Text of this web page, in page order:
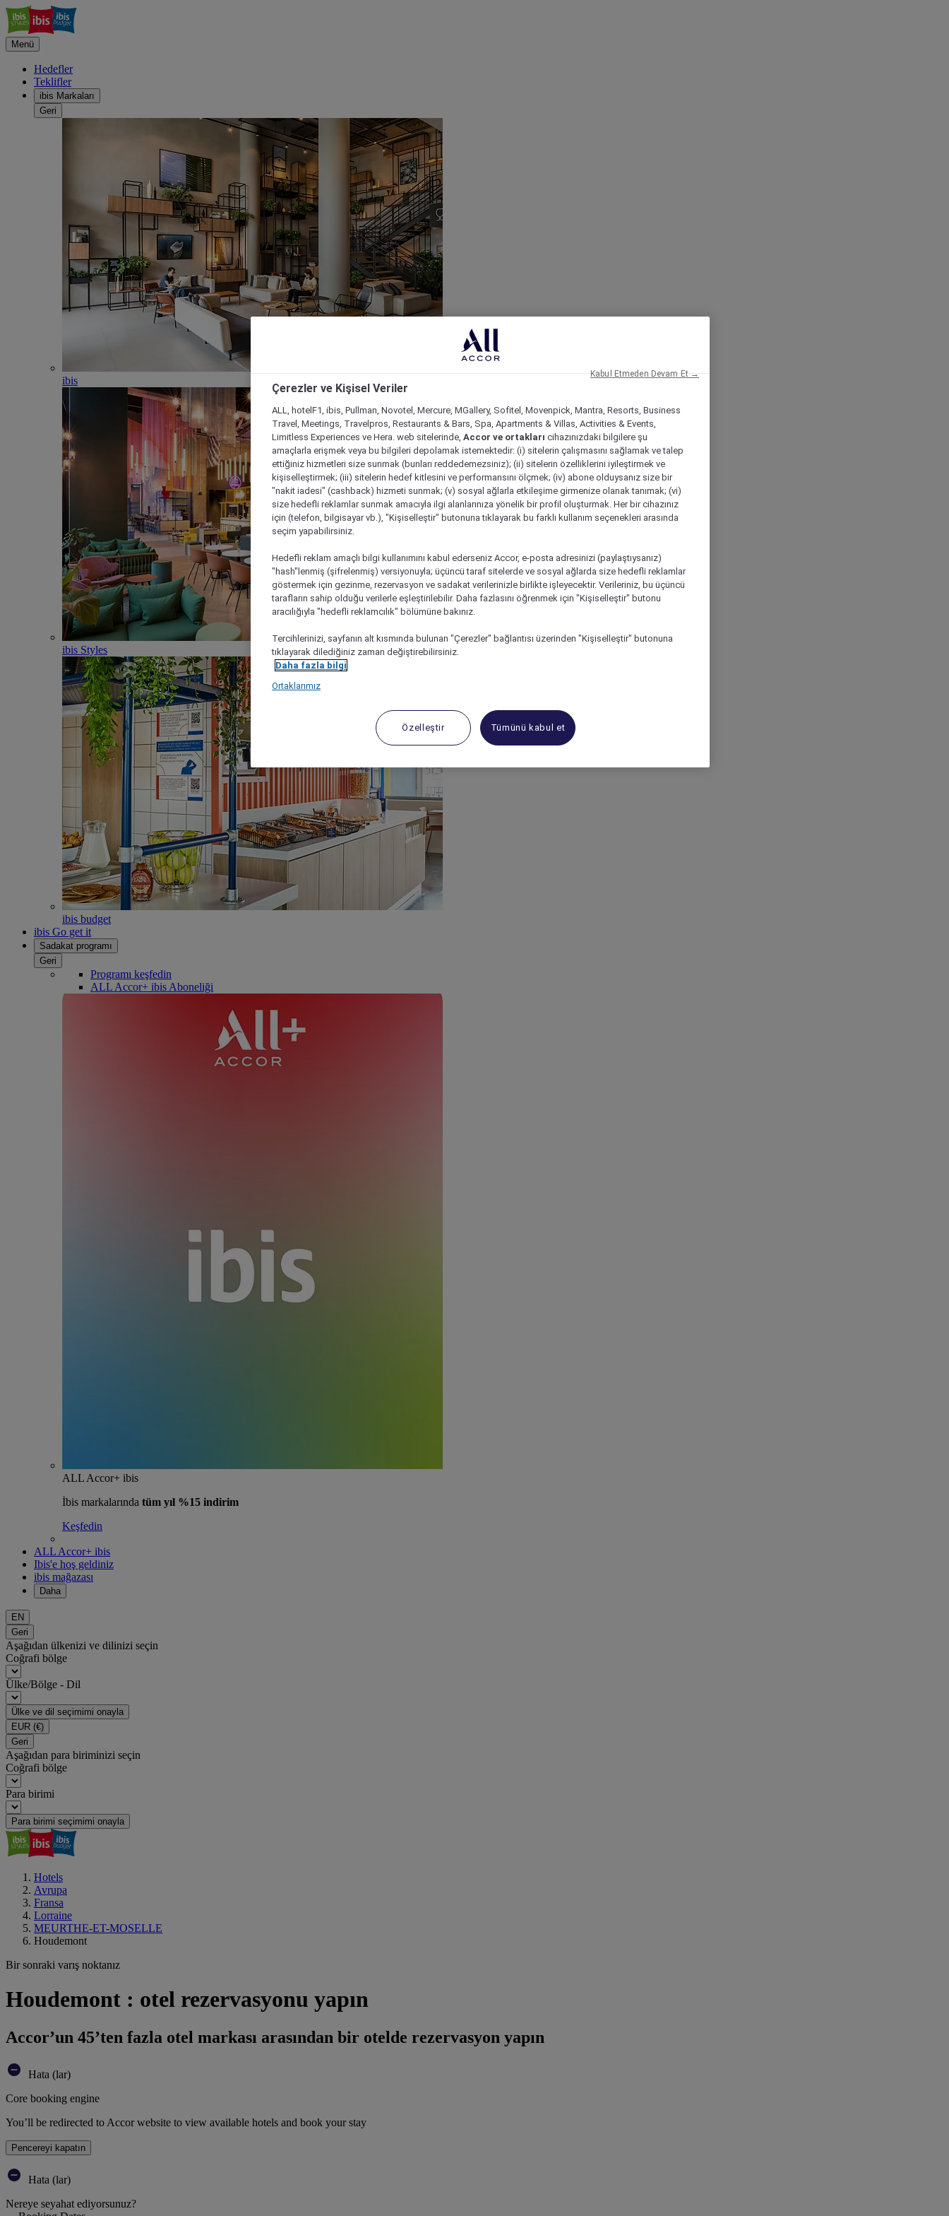
Menü
Hedefler
Teklifler
ibis Markaları
Geri
ibis
ibis Styles
ibis budget
ibis Go get it
Sadakat programı
Geri
Programı keşfedin
ALL Accor+ ibis Aboneliği
ALL Accor+ ibis
İbis markalarında tüm yıl %15 indirim
Keşfedin
ALL Accor+ ibis
Ibis'e hoş geldiniz
ibis mağazası
Daha
EN
Geri
Aşağıdan ülkenizi ve dilinizi seçin
Coğrafi bölge
Ülke/Bölge - Dil
Ülke ve dil seçimimi onayla
EUR (€)
Geri
Aşağıdan para biriminizi seçin
Coğrafi bölge
Para birimi
Para birimi seçimimi onayla
Hotels
Avrupa
Fransa
Lorraine
MEURTHE-ET-MOSELLE
Houdemont
Bir sonraki varış noktanız
Houdemont : otel rezervasyonu yapın
Accor’un 45’ten fazla otel markası arasından bir otelde rezervasyon yapın
Hata (lar)
Core booking engine
You’ll be redirected to Accor website to view available hotels and book your stay
Pencereyi kapatın
Hata (lar)
Nereye seyahat ediyorsunuz?
Çerezler ve Kişisel Veriler
ALL, hotelF1, ibis, Pullman, Novotel, Mercure, MGallery, Sofitel, Movenpick, Mantra, Resorts, Business
Travel, Meetings, Travelpros, Restaurants & Bars, Spa, Apartments & Villas, Activities & Events,
Limitless Experiences ve Hera. web sitelerinde, Accor ve ortakları cihazınızdaki bilgilere şu
amaçlarla erişmek veya bu bilgileri depolamak istemektedir: (i) sitelerin çalışmasını sağlamak ve talep
ettiğiniz hizmetleri size sunmak (bunları reddedemezsiniz); (ii) sitelerin özelliklerini iyileştirmek ve
kişiselleştirmek; (iii) sitelerin hedef kitlesini ve performansını ölçmek; (iv) abone olduysanız size bir
"nakit iadesi" (cashback) hizmeti sunmak; (v) sosyal ağlarla etkileşime girmenize olanak tanımak; (vi)
size hedefli reklamlar sunmak amacıyla ilgi alanlarınıza yönelik bir profil oluşturmak. Her bir cihazınız
için (telefon, bilgisayar vb.), "Kişiselleştir" butonuna tıklayarak bu farklı kullanım seçenekleri arasında
seçim yapabilirsiniz.
Hedefli reklam amaçlı bilgi kullanımını kabul ederseniz Accor, e-posta adresinizi (paylaştıysanız)
"hash"lenmiş (şifrelenmiş) versiyonuyla; üçüncü taraf sitelerde ve sosyal ağlarda size hedefli reklamlar
göstermek için gezinme, rezervasyon ve sadakat verilerinizle birlikte işleyecektir. Verileriniz, bu üçüncü
tarafların sahip olduğu verilerle eşleştirilebilir. Daha fazlasını öğrenmek için "Kişiselleştir" butonu
aracılığıyla "hedefli reklamcılık" bölümüne bakınız.
Tercihlerinizi, sayfanın alt kısmında bulunan "Çerezler" bağlantısı üzerinden "Kişiselleştir" butonuna
tıklayarak dilediğiniz zaman değiştirebilirsiniz.
Daha fazla bilgi
Ortaklarımız
Özelleştir Tümünü kabul et
Kabul Etmeden Devam Et →